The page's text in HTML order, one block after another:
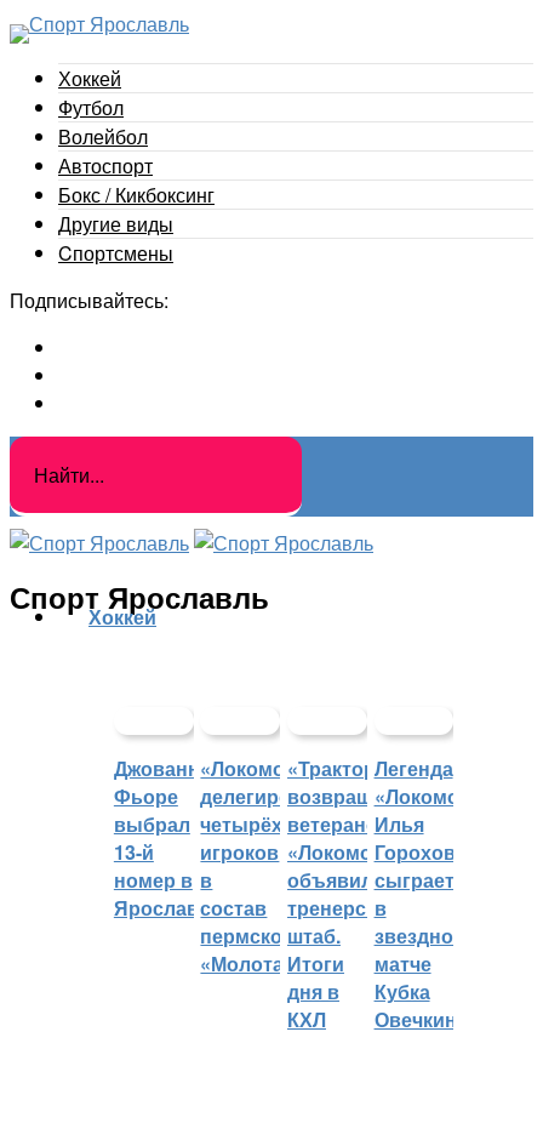
Хоккей
Футбол
Волейбол
Автоспорт
Бокс / Кикбоксинг
Другие виды
Cпортсмены
Подписывайтесь:
Спорт Ярославль
Хоккей
Джованни
Фьоре
выбрал
13-й
номер в
Ярославле
«Локомотив»
делегировал
четырёх
игроков
в
состав
пермского
«Молота»
«Трактор»
возвращает
ветеранов,
«Локомотив»
объявил
тренерский
штаб.
Итоги
дня в
КХЛ
Легенда
«Локомотива»
Илья
Горохов
сыграет
в
звездном
матче
Кубка
Овечкина